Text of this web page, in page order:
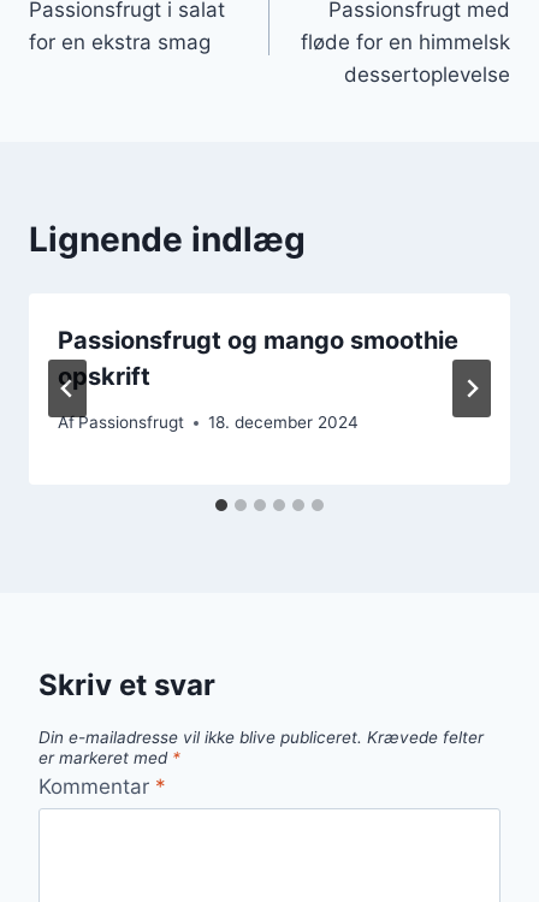
Passionsfrugt i salat
for en ekstra smag
Passionsfrugt med
fløde for en himmelsk
dessertoplevelse
Lignende indlæg
Passionsfrugt og mango smoothie
opskrift
AfPassionsfrugt 18. december 2024
Skriv et svar
Din e-mailadresse vil ikke blive publiceret. Krævede felter
er markeret med *
Kommentar *